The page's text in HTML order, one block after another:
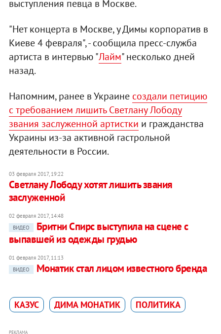
выступления певца в Москве.
"Нет концерта в Москве, у Димы корпоратив в
Киеве 4 февраля", - сообщила пресс-служба
артиста в интервью "Лайм" несколько дней
назад.
Напомним, ранее в Украине создали петицию
с требованием лишить Светлану Лободу
звания заслуженной артистки и гражданства
Украины из-за активной гастрольной
деятельности в России.
03 февраля 2017, 19:22
Светлану Лободу хотят лишить звания
заслуженной
02 февраля 2017, 14:48
ВИДЕО
Бритни Спирс выступила на сцене с
выпавшей из одежды грудью
01 февраля 2017, 11:13
ВИДЕО
Монатик стал лицом известного бренда
КАЗУС ДИМА МОНАТИК ПОЛИТИКА
РЕКЛАМА